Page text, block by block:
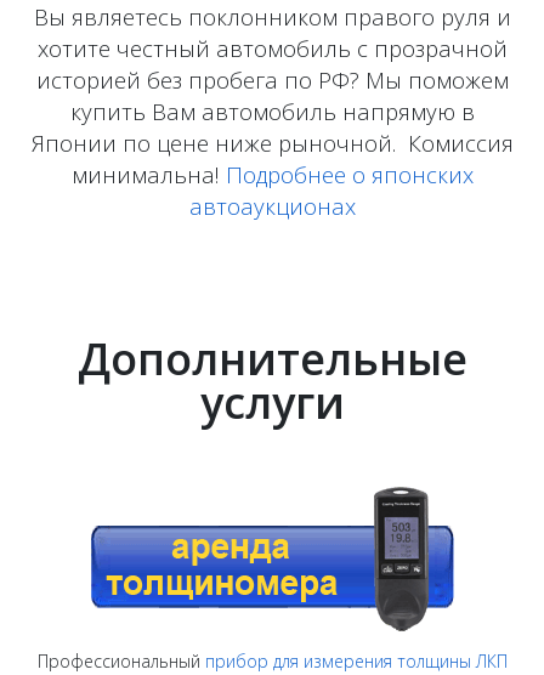
Вы являетесь поклонником правого руля и
хотите честный автомобиль с прозрачной
историей без пробега по РФ? Мы поможем
купить Вам автомобиль напрямую в
Японии по цене ниже рыночной. Комиссия
минимальна! Подробнее о японских
автоаукционах
Дополнительные
услуги
Профессиональный прибор для измерения толщины ЛКП